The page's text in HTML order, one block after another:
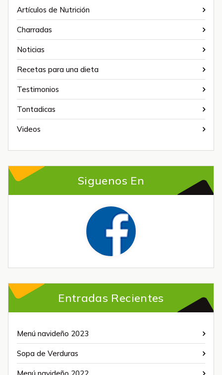
Artículos de Nutrición
Charradas
Noticias
Recetas para una dieta
Testimonios
Tontadicas
Videos
Siguenos En
Entradas Recientes
Menú navideño 2023
Sopa de Verduras